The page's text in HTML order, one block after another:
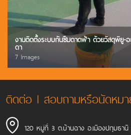
งานติดตั้งระบบกันซึมดาดฟ้า ด้วยวัสดุพียู-อ
ดา
7 Images
ติดต่อ l สอบถามหรือนัดหม
120 หมู่ที่ 3 ต.บ้านฉาง อ.เมืองปทุมธา